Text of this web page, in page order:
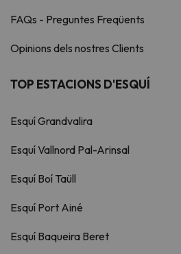
FAQs - Preguntes Freqüents
Opinions dels nostres Clients
TOP ESTACIONS D'ESQUÍ
Esquí Grandvalira
Esquí Vallnord Pal-Arinsal
Esquí Boí Taüll
Esquí Port Ainé
Esquí Baqueira Beret